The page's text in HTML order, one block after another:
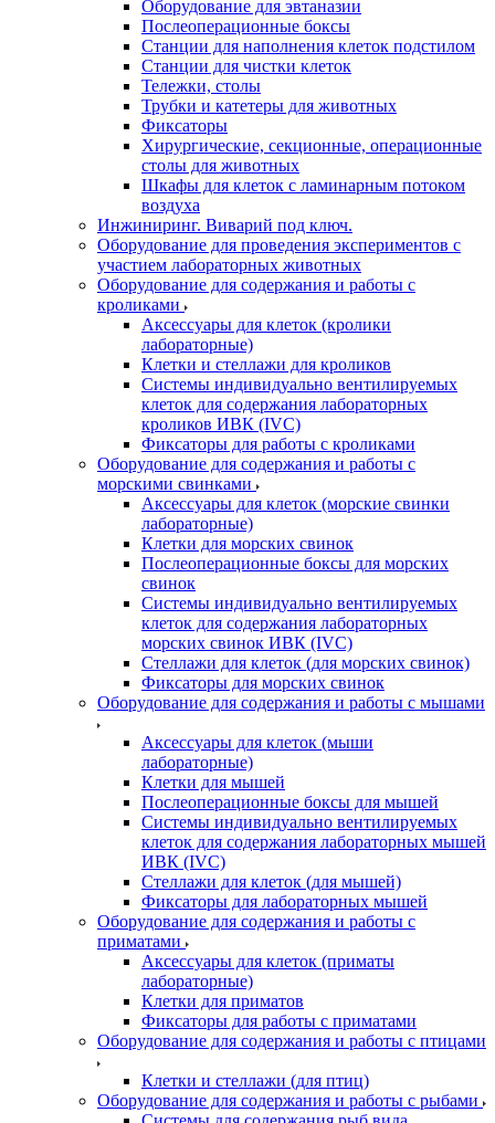
Оборудование для эвтаназии
Послеоперационные боксы
Станции для наполнения клеток подстилом
Станции для чистки клеток
Тележки, столы
Трубки и катетеры для животных
Фиксаторы
Хирургические, секционные, операционные
столы для животных
Шкафы для клеток с ламинарным потоком
воздуха
Инжиниринг. Виварий под ключ.
Оборудование для проведения экспериментов с
участием лабораторных животных
Оборудование для содержания и работы с
кроликами
Аксессуары для клеток (кролики
лабораторные)
Клетки и стеллажи для кроликов
Системы индивидуально вентилируемых
клеток для содержания лабораторных
кроликов ИВК (IVC)
Фиксаторы для работы с кроликами
Оборудование для содержания и работы с
морскими свинками
Аксессуары для клеток (морские свинки
лабораторные)
Клетки для морских свинок
Послеоперационные боксы для морских
свинок
Системы индивидуально вентилируемых
клеток для содержания лабораторных
морских свинок ИВК (IVC)
Стеллажи для клеток (для морских свинок)
Фиксаторы для морских свинок
Оборудование для содержания и работы с мышами
Аксессуары для клеток (мыши
лабораторные)
Клетки для мышей
Послеоперационные боксы для мышей
Системы индивидуально вентилируемых
клеток для содержания лабораторных мышей
ИВК (IVC)
Стеллажи для клеток (для мышей)
Фиксаторы для лабораторных мышей
Оборудование для содержания и работы с
приматами
Аксессуары для клеток (приматы
лабораторные)
Клетки для приматов
Фиксаторы для работы с приматами
Оборудование для содержания и работы с птицами
Клетки и стеллажи (для птиц)
Оборудование для содержания и работы с рыбами